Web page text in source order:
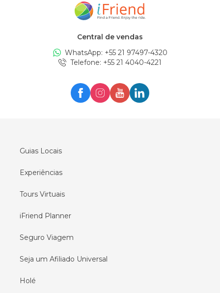
Central de vendas
WhatsApp: +55 21 97497-4320
Telefone: +55 21 4040-4221
Guias Locais
Experiências
Tours Virtuais
iFriend Planner
Seguro Viagem
Seja um Afiliado Universal
Holé